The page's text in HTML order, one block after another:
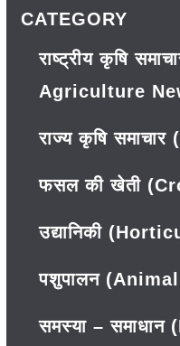
CATEGORY
राष्ट्रीय कृषि
Agriculture
राज्य कृषि
फसल की खेती
उद्यानिकी
पशुपालन
समस्या –